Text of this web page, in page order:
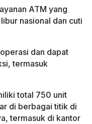
ATM yang
nasional dan cuti
dan dapat
termasuk
total 750 unit
di berbagai titik di
termasuk di kantor